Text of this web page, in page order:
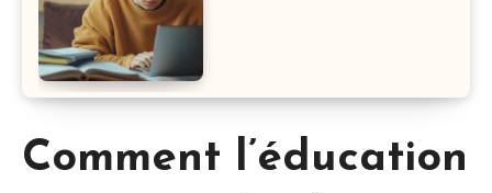
Comment l’éducation